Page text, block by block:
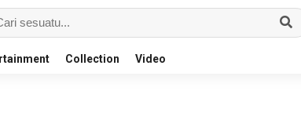
Collection Video